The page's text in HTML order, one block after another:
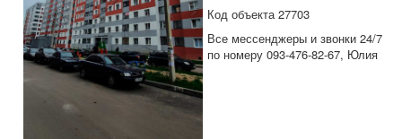
Код объекта 27703
Все мессенджеры и звонки 24/7
по номеру 093-476-82-67, Юлия